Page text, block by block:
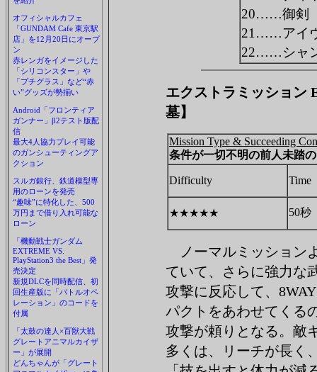
オフィシャルカフェ
「GUNDAM Cafe 東京駅
店」を12月20日にオープ
ン
赤レンガをイメージした
「シリコンスター」や
「プチグラス」など“赤
い”グッズが勢揃い
Android「フロンティア
ガンナー」β2テスト版配
信
最大4人協力プレイ可能
のガンシューティングア
クション
スルガ銀行、鉄道模型専
用のローンを発売
“趣味”に特化した、500
万円まで借り入れ可能な
ローン
「機動戦士ガンダム
EXTREME VS.
PlayStation3 the Best」発
売決定
新規DLCを同時配信、初
回生産版に「バトルオペ
レーション」のコードを
付属
「太鼓の達人×百獣大戦
グレートアニマルカイザ
ー」が展開
どんちゃんが「グレート
20……御剣
21……アイ
22……シャ
エクストラミッション
墓】
Mission Type & Succeeding
条件が一切不明の前人未踏
Difficulty Time
★★★★★ 50秒
ノーマルミッション
ていて、さらに強力な
攻撃に反応して、
パクトをあわせてくる
攻撃が頼りとなる。敵
多くは、リーチが長く